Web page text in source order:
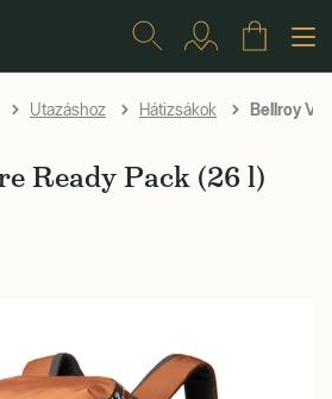
Utazáshoz Hátizsákok Bellroy
Ready Pack (26 l)